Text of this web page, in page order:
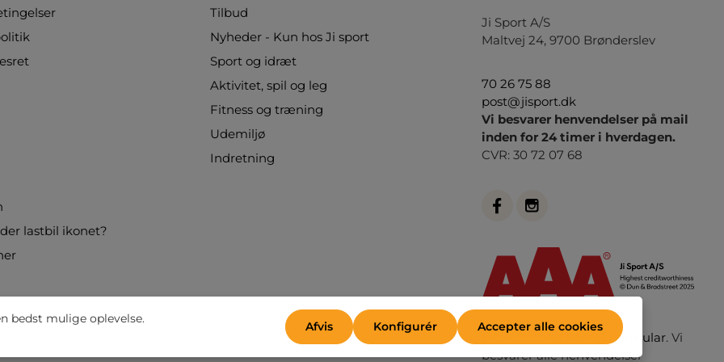
ekstra fragt ved leveringBestilling af varen er
en forespørgsel. Når vi har modtaget din ordre,
samlede pris til godkendelse. Bestillingen er
først bindende, når du har godkendt
lastbil ikonet?
Tilbud
Nyheder - Kun hos Ji sport
Sport og idræt
Aktivitet, spil og leg
Fitness og træning
Udemiljø
Indretning
Ji Sport A/S
Maltvej 24, 9700 Brønderslev
70 26 75 88
post@jisport.dk
Vi besvarer henvendelser på mail
inden for 24 timer i hverdagen.
CVR: 30 72 07 68
Eller via vores kontaktformular. Vi
besvarer alle henvendelser
bedst mulige oplevelse.
Afvis Konfigurér Accepter alle cookies